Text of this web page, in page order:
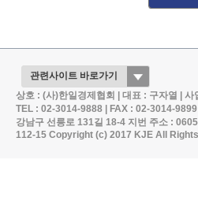
상호 : (사)한일경제협회 | 대표 : 구자열 |
TEL : 02-3014-9888 | FAX : 02-3014-9899
강남구 선릉로 131길 18-4 지번 주소 :
112-15Copyright (c) 2017 KJE All